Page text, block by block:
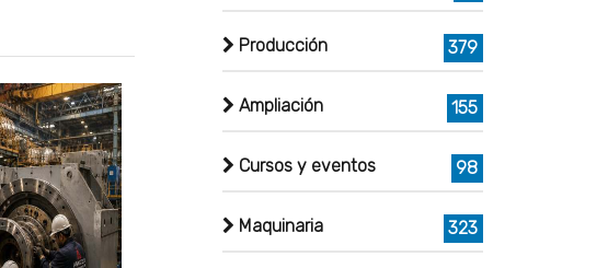
Producción 379
Ampliación 155
Cursos y eventos 98
Maquinaria 323